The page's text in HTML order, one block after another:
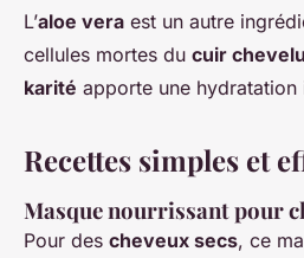
L’aloe vera est un autre
cellules mortes du cuir chevelu
karité apporte une
Recettes simples et
Masque nourrissant pour
Pour des cheveux secs, ce